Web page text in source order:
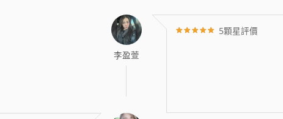
李盈萱
5顆星評價